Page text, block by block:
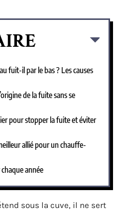
fuit-il par le bas ? Les causes
de la fuite sans se
pour stopper la fuite et éviter
allié pour un chauffe-
année
sous la cuve, il ne sert